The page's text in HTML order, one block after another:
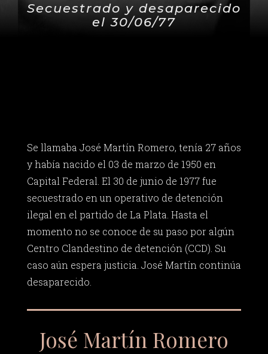
Secuestrado y desaparecido
el 30/06/77
Se llamaba José Martín Romero, tenía 27 años
y había nacido el 03 de marzo de 1950 en
Capital Federal. El 30 de junio de 1977 fue
secuestrado en un operativo de detención
ilegal en el partido de La Plata. Hasta el
momento no se conoce de su paso por algún
Centro Clandestino de detención (CCD). Su
caso aún espera justicia. José Martín continúa
desaparecido.
José Martín Romero